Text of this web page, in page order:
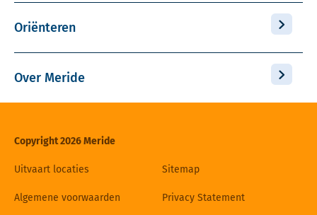
Oriënteren
Over Meride
Copyright 2026 Meride
Uitvaart locaties Sitemap
Algemene voorwaarden Privacy Statement